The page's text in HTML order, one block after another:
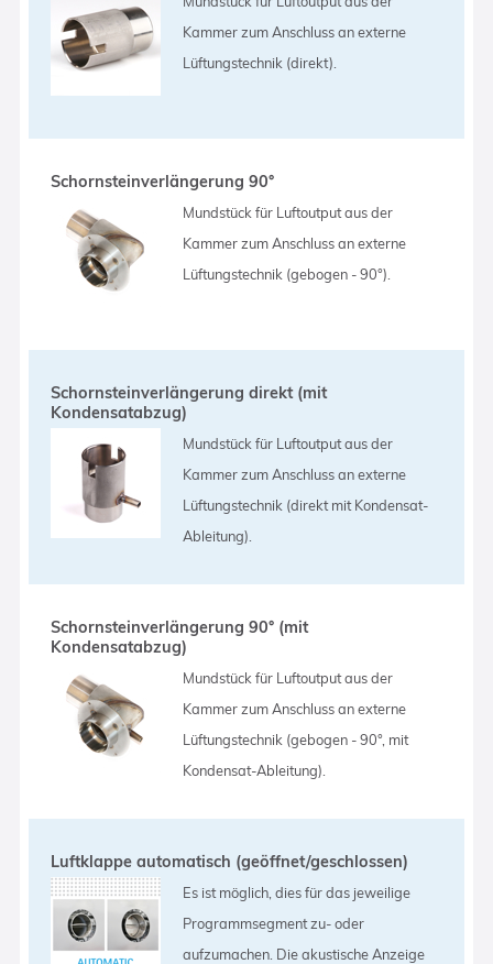
Kammer zum Anschluss an externe
Lüftungstechnik (direkt).
Schornsteinverlängerung 90°
Mundstück für Luftoutput aus der
Kammer zum Anschluss an externe
Lüftungstechnik (gebogen - 90°).
Schornsteinverlängerung direkt (mit
Kondensatabzug)
Mundstück für Luftoutput aus der
Kammer zum Anschluss an externe
Lüftungstechnik (direkt mit Kondensat-
Ableitung).
Schornsteinverlängerung 90° (mit
Kondensatabzug)
Mundstück für Luftoutput aus der
Kammer zum Anschluss an externe
Lüftungstechnik (gebogen - 90°, mit
Kondensat-Ableitung).
Luftklappe automatisch (geöffnet/geschlossen)
Es ist möglich, dies für das jeweilige
Programmsegment zu- oder
aufzumachen. Die akustische Anzeige